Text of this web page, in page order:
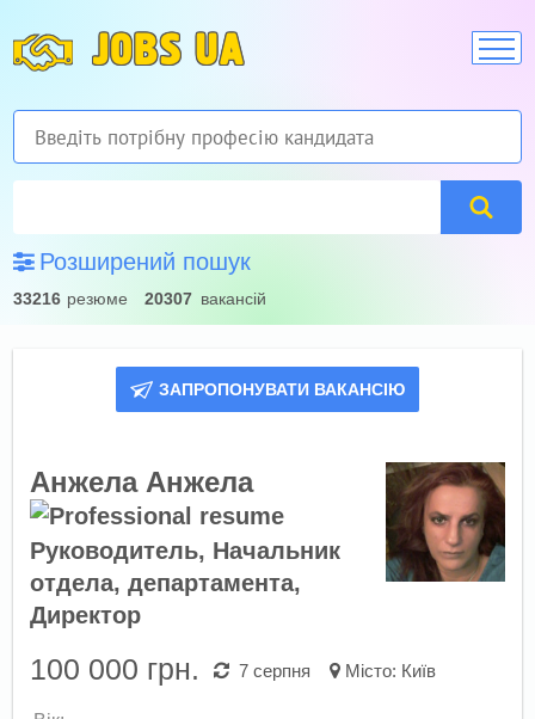
JOBS UA
Розширений пошук
33216 резюме 20307 вакансій
ЗАПРОПОНУВАТИ ВАКАНСІЮ
Анжела Анжела
Руководитель, Начальник
отдела, департамента,
Директор
100 000 грн. 7 серпня Місто: Київ